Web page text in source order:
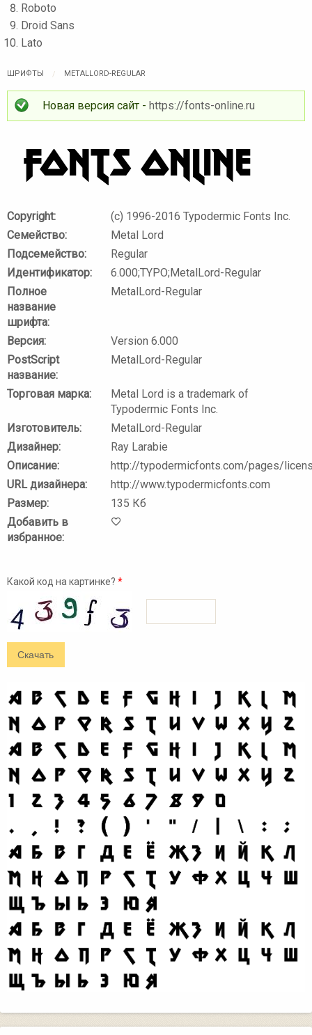
ШРИФТЫ METALLORD-REGULAR
Новая версия сайт - https://fonts-online.ru
Copyright:
(c) 1996-2016 Typodermic Fonts Inc.
Семейство:
Metal Lord
Подсемейство:
Regular
Идентификатор:
6.000;TYPO;MetalLord-Regular
Полное
название
шрифта:
MetalLord-Regular
Версия:
Version 6.000
PostScript
название:
MetalLord-Regular
Торговая марка:
Metal Lord is a trademark of
Typodermic Fonts Inc.
Изготовитель:
MetalLord-Regular
Дизайнер:
Ray Larabie
Описание:
http://typodermicfonts.com/pages/
URL дизайнера:
http://www.typodermicfonts.com
Размер:
135 Кб
Добавить в
избранное:
Какой код на картинке? *
Roboto
Droid Sans
Lato